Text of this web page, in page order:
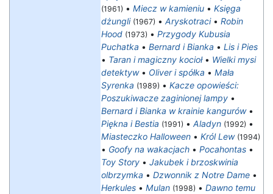
(1961) • Miecz w kamieniu • Księga
dżungli (1967) • Aryskotraci• Robin
Hood (1973) • Przygody Kubusia
Puchatka • Bernard i Bianka • Lis i Pies
• Taran i magiczny kocioł• Wielki mysi
detektyw• Oliver i spółka • Mała
Syrenka (1989) • Kacze opowieści:
Poszukiwacze zaginionej lampy •
Bernard i Bianka w krainie kangurów•
Piękna i Bestia (1991) • Aladyn (1992) •
Miasteczko Halloween • Król Lew (1994)
• Goofy na wakacjach • Pocahontas •
Toy Story • Jakubek i brzoskwinia
olbrzymka • Dzwonnik z Notre Dame •
Herkules • Mulan (1998) • Dawno temu